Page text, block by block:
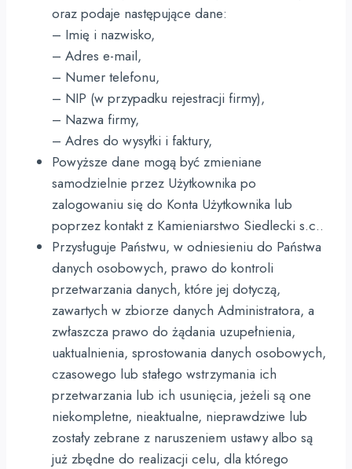
oraz podaje następujące dane:
– Imię i nazwisko,
– Adres e-mail,
– Numer telefonu,
– NIP (w przypadku rejestracji firmy),
– Nazwa firmy,
– Adres do wysyłki i faktury,
Powyższe dane mogą być zmieniane
samodzielnie przez Użytkownika po
zalogowaniu się do Konta Użytkownika lub
poprzez kontakt z Kamieniarstwo Siedlecki s.c..
Przysługuje Państwu, w odniesieniu do Państwa
danych osobowych, prawo do kontroli
przetwarzania danych, które jej dotyczą,
zawartych w zbiorze danych Administratora, a
zwłaszcza prawo do żądania uzupełnienia,
uaktualnienia, sprostowania danych osobowych,
czasowego lub stałego wstrzymania ich
przetwarzania lub ich usunięcia, jeżeli są one
niekompletne, nieaktualne, nieprawdziwe lub
zostały zebrane z naruszeniem ustawy albo są
już zbędne do realizacji celu, dla którego